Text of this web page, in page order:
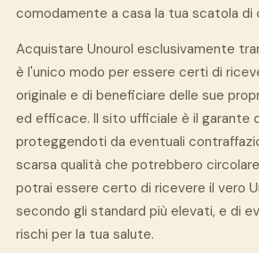
comodamente a casa la tua scatola di
Acquistare Unourol esclusivamente
è l'unico modo per essere certi di
originale e di beneficiare delle sue
ed efficace. Il sito ufficiale è il garante
proteggendoti da eventuali
scarsa qualità che potrebbero
potrai essere certo di ricevere il vero
secondo gli standard più elevati, e di
rischi per la tua salute.